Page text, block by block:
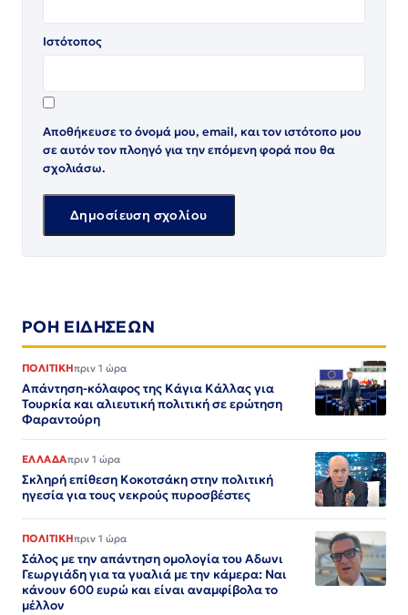
Ιστότοπος
Αποθήκευσε το όνομά μου, email, και τον ιστότοπο μου
σε αυτόν τον πλοηγό για την επόμενη φορά που θα
σχολιάσω.
ΡΟΗ ΕΙΔΗΣΕΩΝ
ΠΟΛΙΤΙΚΗπριν 1 ώρα
Απάντηση-κόλαφος της Κάγια Κάλλας για
Τουρκία και αλιευτική πολιτική σε ερώτηση
Φαραντούρη
ΕΛΛΑΔΑπριν 1 ώρα
Σκληρή επίθεση Κοκοτσάκη στην πολιτική
ηγεσία για τους νεκρούς πυροσβέστες
ΠΟΛΙΤΙΚΗπριν 1 ώρα
Σάλος με την απάντηση ομολογία του Αδωνι
Γεωργιάδη για τα γυαλιά με την κάμερα: Ναι
κάνουν 600 ευρώ και είναι αναμφίβολα το
μέλλον